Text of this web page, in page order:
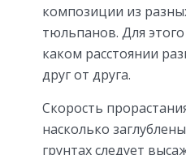
композиции из
тюльпанов. Для этого
каком расстоянии
друг от друга.
Скорость
насколько
грунтах следует